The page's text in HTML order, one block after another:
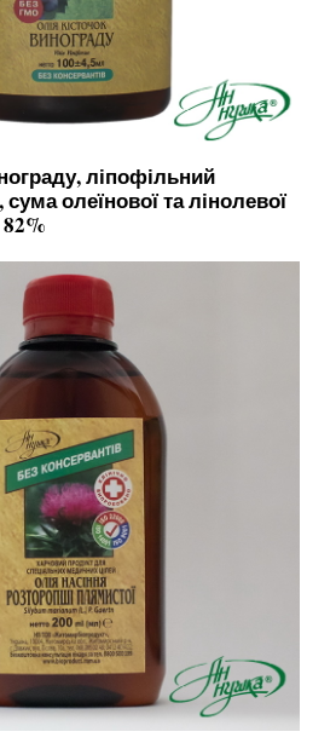
ліпофільний
олеїнової та лінолевої